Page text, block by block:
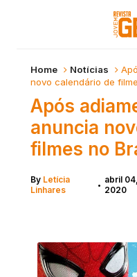
Home Notícias
novo calendário de
Após
anuncia
filmes no
By Letícia
Linhares
• abril 04,
2020